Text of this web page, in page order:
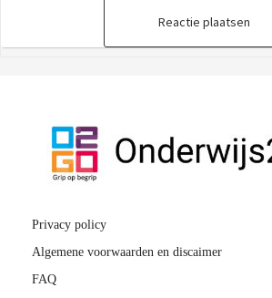
Reactie plaatsen
Privacy policy
Algemene voorwaarden en discaimer
FAQ